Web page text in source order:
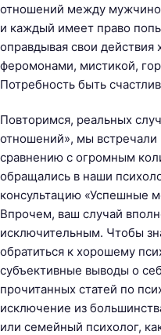
отношений между
и каждый имеет право
оправдывая свои
феромонами, мистикой,
Потребность быть
Повторимся, реальных
отношений», мы
сравнению с огромным
обращались в наши
консультацию «Успешные
Впрочем, ваш случай
исключительным. Чтобы
обратиться к хорошему
субъективные выводы о
прочитанных статей по
исключение из
или семейный психолог,